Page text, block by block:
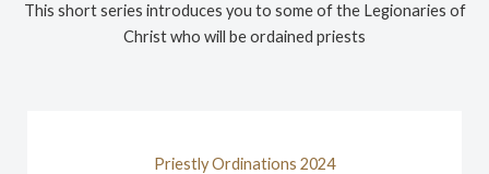
This short series introduces you to some of the Legionaries of
Christ who will be ordained priests
Priestly Ordinations 2024